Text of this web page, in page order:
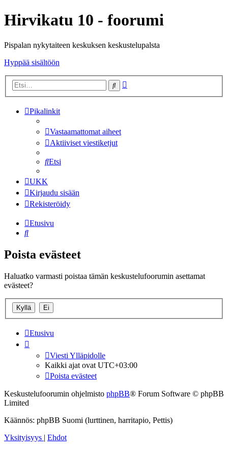
Hirvikatu 10 - foorumi
Pispalan nykytaiteen keskuksen keskustelupalsta
Hyppää sisältöön
Etsi
Pikalinkit
Vastaamattomat aiheet
Aktiiviset viestiketjut
Etsi
UKK
Kirjaudu sisään
Rekisteröidy
Etusivu
Etsi
Poista evästeet
Haluatko varmasti poistaa tämän keskustelufoorumin asettamat
evästeet?
Etusivu
Viesti Ylläpidolle
Kaikki ajat ovat UTC+03:00
Poista evästeet
Keskustelufoorumin ohjelmisto phpBB® Forum Software © phpBB
Limited
Käännös: phpBB Suomi (lurttinen, harritapio, Pettis)
Yksityisyys | Ehdot